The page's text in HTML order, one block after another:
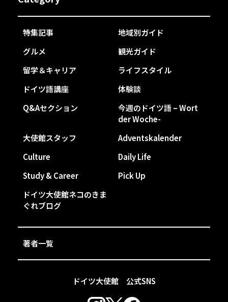
ドイツ大使館 公式SNS
特集記事
地域別ガイド
グルメ
観光ガイド
留学＆キャリア
ライフスタイル
ドイツ語講座
体験談
Q&Aセクション
今週のドイツ語 – Wort
der Woche-
大使館スタッフ
Adventskalender
Culture
Daily Life
Study & Career
Pick Up
ドイツ大使館ネコのきま
ぐれブログ
著者一覧